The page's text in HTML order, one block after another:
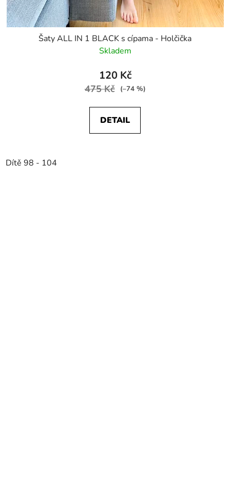
Šaty ALL IN 1 BLACK s cípama - Holčička
Skladem
120 Kč
475 Kč (–74 %)
DETAIL
Dítě 98 - 104